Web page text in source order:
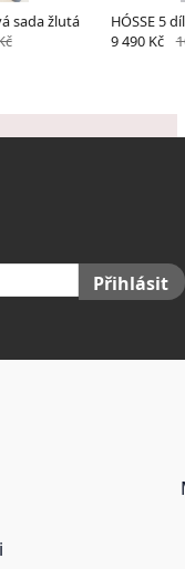
sada žlutá HÓSSE 5
9 490 Kč
Přihlásit